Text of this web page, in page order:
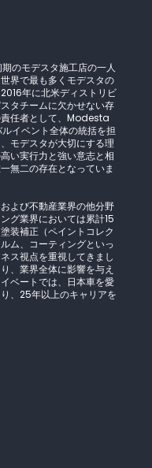
のモデスタ施工店の一人
界で最も多くモデスタの
年に北米ディストリビ
タチームに欠かせない存
任者として、Modesta
イベント全体の統括を担
モデスタが大切にする理
い実行力と強い意志と相
無二の存在となっていま
よび不動産業界の他分野
グ業界においては累計15
装補正（ペイントコレク
ム、コーティングといっ
ス視点を重視してきまし
、業界全体に影響を与え
ベートでは、日本車を愛
、25年以上のキャリアを